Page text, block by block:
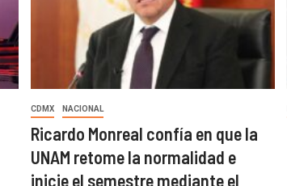
CDMX NACIONAL
Ricardo Monreal confía en que la
UNAM retome la normalidad e
inicie el semestre mediante el